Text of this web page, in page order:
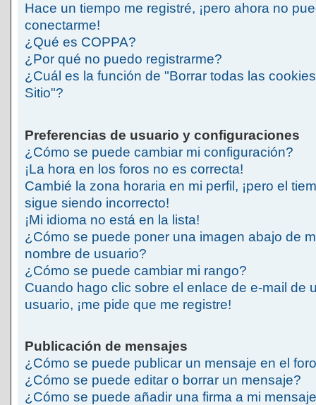
Hace un tiempo me registré, ¡pero ahora no
conectarme!
¿Qué es COPPA?
¿Por qué no puedo registrarme?
¿Cuál es la función de "Borrar todas las
Sitio"?
Preferencias de usuario y configuraciones
¿Cómo se puede cambiar mi configuración?
¡La hora en los foros no es correcta!
Cambié la zona horaria en mi perfil, ¡pero el
sigue siendo incorrecto!
¡Mi idioma no está en la lista!
¿Cómo se puede poner una imagen abajo de
nombre de usuario?
¿Cómo se puede cambiar mi rango?
Cuando hago clic sobre el enlace de e-mail de
usuario, ¡me pide que me registre!
Publicación de mensajes
¿Cómo se puede publicar un mensaje en el
¿Cómo se puede editar o borrar un mensaje?
¿Cómo se puede añadir una firma a mi